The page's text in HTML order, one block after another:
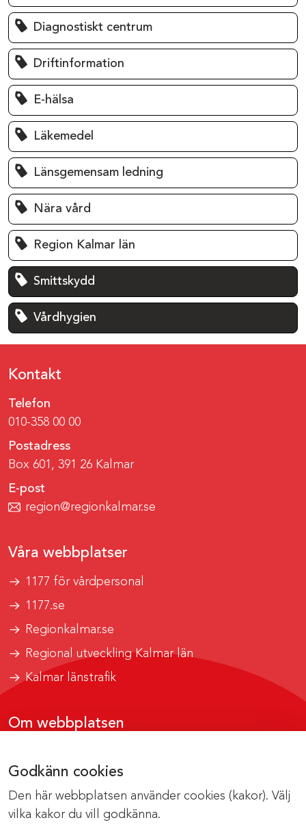
Godkänn cookies
Den här webbplatsen använder cookies (kakor). Välj
vilka kakor du vill godkänna.
Diagnostiskt centrum
Driftinformation
E-hälsa
Läkemedel
Länsgemensam ledning
Nära vård
Region Kalmar län
Smittskydd
Vårdhygien
Kontakt
Telefon
010-358 00 00
Postadress
Box 601, 391 26 Kalmar
E-post
region@regionkalmar.se
Våra webbplatser
1177 för vårdpersonal
1177.se
Regionkalmar.se
Regional utveckling Kalmar län
Kalmar länstrafik
Om webbplatsen
Om cookies
Kontakta webbredaktionen